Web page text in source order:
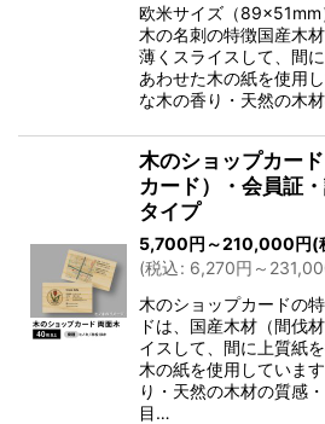
欧米サイズ（89×51mm
木の名刺の特徴国産木
薄くスライスして、間
あわせた木の紙を使用
な木の香り・天然の木
木のショップカー
カード）・会員証
タイプ
5,700円 ～210,000円(
(税込: 6,270円 ～
木のショップカードの
ドは、国産木材（間伐
イスして、間に上質紙
木の紙を使用していま
り・天然の木材の質感
目…